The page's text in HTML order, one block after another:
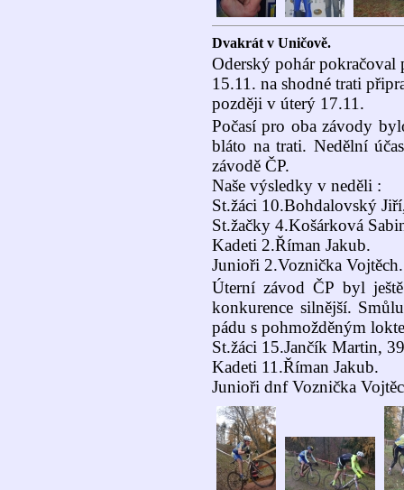
Dvakrát v Uničově.
Oderský pohár pokračoval
15.11. na shodné trati
později v úterý 17.11.
Počasí pro oba závody
bláto na trati. Nedělní
závodě ČP.
Naše výsledky v neděli :
St.žáci 10.Bohdalovský
St.žačky 4.Košárková
Kadeti 2.Říman Jakub.
Junioři 2.Voznička Vojtěch.
Úterní závod ČP byl
konkurence silnější.
pádu s pohmožděným
St.žáci 15.Jančík Martin,
Kadeti 11.Říman Jakub.
Junioři dnf Voznička